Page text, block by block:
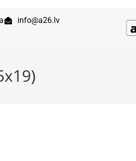
info@a26.lv